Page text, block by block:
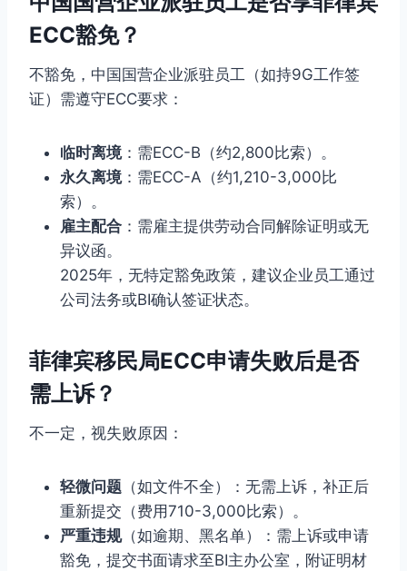
ECC豁免？
不豁免，中国国营企业派驻员工（如持9G工作签
证）需遵守ECC要求：
临时离境：需ECC-B（约2,800比索）。
永久离境：需ECC-A（约1,210-3,000比
索）。
雇主配合 ：需雇主提供劳动合同解除证明或无
异议函。
2025年，无特定豁免政策，建议企业员工通过
公司法务或BI确认签证状态。
菲律宾移民局ECC申请失败后是否
需上诉？
不一定，视失败原因：
轻微问题 （如文件不全）：无需上诉，补正后
重新提交（费用710-3,000比索）。
严重违规（如逾期、黑名单）：需上诉或申请
豁免，提交书面请求至BI主办公室，附证明材